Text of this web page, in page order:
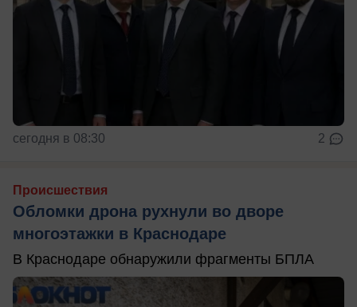
сегодня в 08:30 2
Происшествия
Обломки дрона рухнули во дворе
многоэтажки в Краснодаре
В Краснодаре обнаружили фрагменты БПЛА